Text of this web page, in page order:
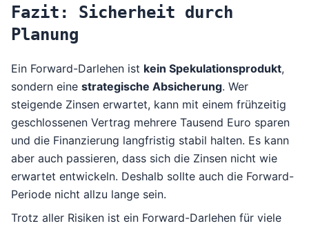
Fazit: Sicherheit durch
Planung
Ein Forward-Darlehen ist kein Spekulationsprodukt,
sondern eine strategische Absicherung. Wer
steigende Zinsen erwartet, kann mit einem frühzeitig
geschlossenen Vertrag mehrere Tausend Euro sparen
und die Finanzierung langfristig stabil halten. Es kann
aber auch passieren, dass sich die Zinsen nicht wie
erwartet entwickeln. Deshalb sollte auch die Forward-
Periode nicht allzu lange sein.
Trotz aller Risiken ist ein Forward-Darlehen für viele